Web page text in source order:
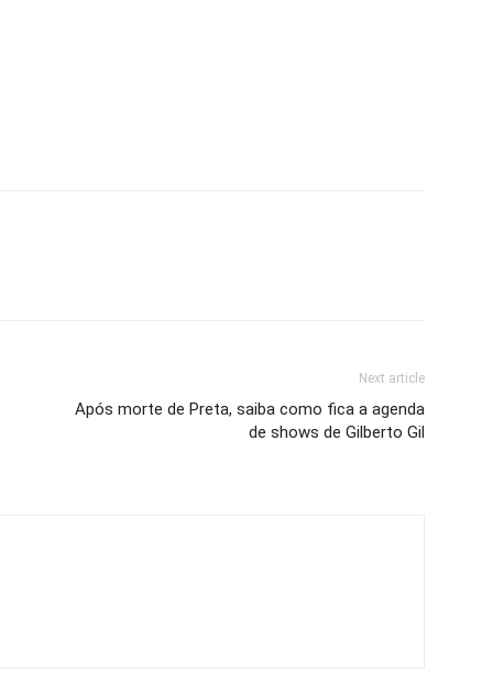
Next article
Após morte de Preta, saiba como fica a agenda
de shows de Gilberto Gil